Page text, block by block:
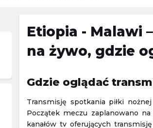
Mistrzostwa Polski Koszykówka 3x3
Koszykówka 3x3
Ekstraliga Kobiet
08.08.2026 12:30
Etiopia - Malawi
na żywo, gdzie
Gdzie oglądać
Transmisję spotkania piłki
Początek meczu zaplanowano
kanałów tv oferujących